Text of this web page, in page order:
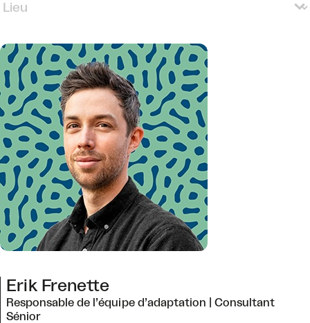
Team Member Locations French
Sélectionnez le contenu
Erik Frenette
Responsable de l’équipe d’adaptation | Consultant
Sénior